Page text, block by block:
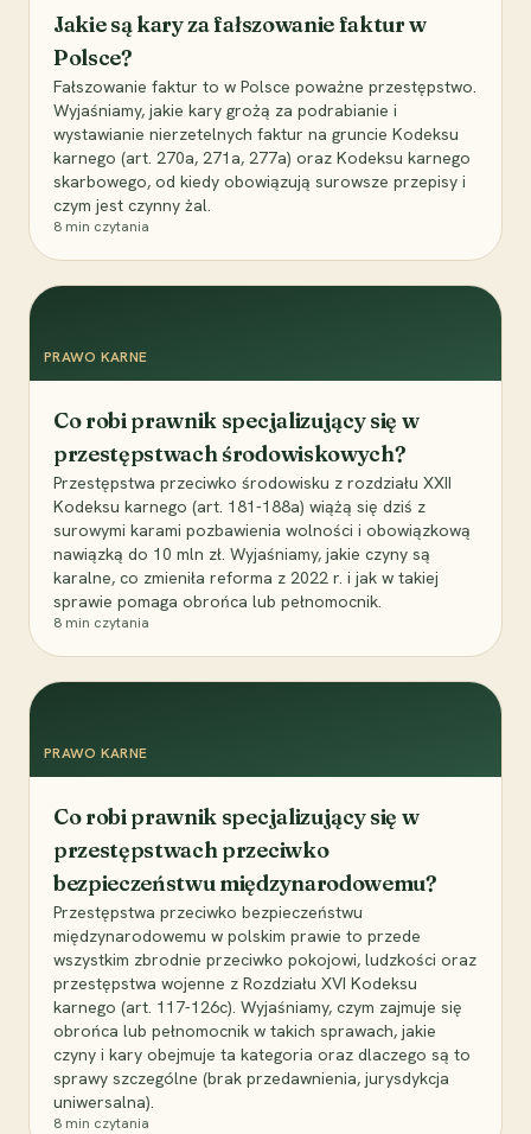
Jakie są kary za fałszowanie faktur w
Polsce?
Fałszowanie faktur to w Polsce poważne przestępstwo.
Wyjaśniamy, jakie kary grożą za podrabianie i
wystawianie nierzetelnych faktur na gruncie Kodeksu
karnego (art. 270a, 271a, 277a) oraz Kodeksu karnego
skarbowego, od kiedy obowiązują surowsze przepisy i
czym jest czynny żal.
8 min czytania
PRAWO KARNE
Co robi prawnik specjalizujący się w
przestępstwach środowiskowych?
Przestępstwa przeciwko środowisku z rozdziału XXII
Kodeksu karnego (art. 181-188a) wiążą się dziś z
surowymi karami pozbawienia wolności i obowiązkową
nawiązką do 10 mln zł. Wyjaśniamy, jakie czyny są
karalne, co zmieniła reforma z 2022 r. i jak w takiej
sprawie pomaga obrońca lub pełnomocnik.
8 min czytania
PRAWO KARNE
Co robi prawnik specjalizujący się w
przestępstwach przeciwko
bezpieczeństwu międzynarodowemu?
Przestępstwa przeciwko bezpieczeństwu
międzynarodowemu w polskim prawie to przede
wszystkim zbrodnie przeciwko pokojowi, ludzkości oraz
przestępstwa wojenne z Rozdziału XVI Kodeksu
karnego (art. 117-126c). Wyjaśniamy, czym zajmuje się
obrońca lub pełnomocnik w takich sprawach, jakie
czyny i kary obejmuje ta kategoria oraz dlaczego są to
sprawy szczególne (brak przedawnienia, jurysdykcja
uniwersalna).
8 min czytania